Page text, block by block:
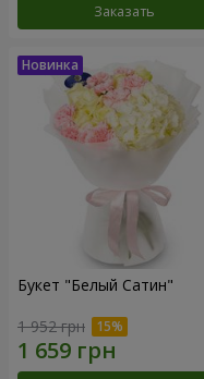
Заказать
Букет "Белый Сатин"
1 952 грн